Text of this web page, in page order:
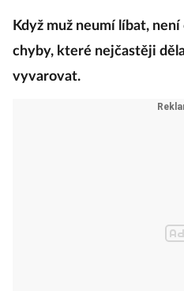
Když muž neumí líbat, není
chyby, které nejčastěji
vyvarovat.